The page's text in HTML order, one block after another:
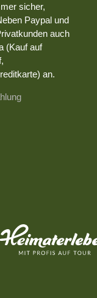
sicher,
Paypal und
auch
(Kauf auf
an.